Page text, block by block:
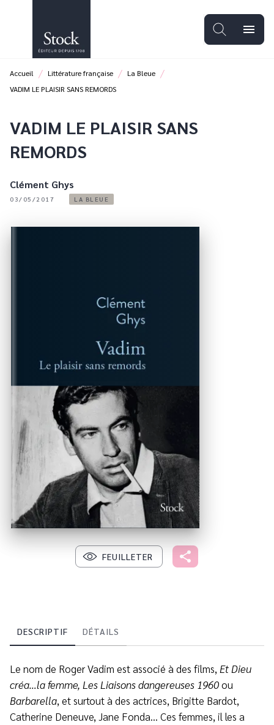
PIED DE PAGE
menu
Accueil / Littérature française / La Bleue /
VADIM LE PLAISIR SANS REMORDS
VADIM LE PLAISIR SANS
REMORDS
Clément Ghys
03/05/2017 LA BLEUE
FEUILLETER
DESCRIPTIF DÉTAILS
Le nom de Roger Vadim est associé à des films, Et Dieu
créa…la femme, Les Liaisons dangereuses 1960ou
Barbarella, et surtout à des actrices, Brigitte Bardot,
Catherine Deneuve, Jane Fonda… Ces femmes, il les a